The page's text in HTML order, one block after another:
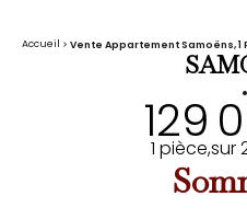
Accueil Vente Appartement Samoëns, 1
•
129
1 pièce,sur